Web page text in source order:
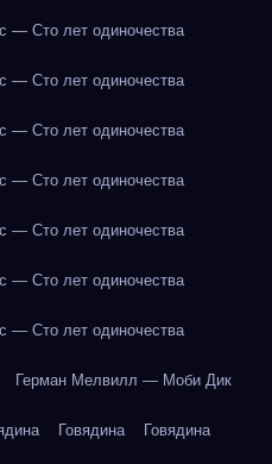
— Сто лет одиночества
— Сто лет одиночества
— Сто лет одиночества
— Сто лет одиночества
— Сто лет одиночества
— Сто лет одиночества
— Сто лет одиночества
Герман Мелвилл — Моби Дик
Говядина Говядина